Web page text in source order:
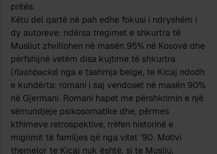
pritës.
Këtu del qartë në pah edhe fokusi i ndryshëm i
dy autoreve: ndërsa tregimet e shkurtra të
Musliut zhvillohen në masën 95% në Kosovë dhe
përfshijnë vetëm disa kujtime të shkurtra
(flashbacks) nga e tashmja belge, te Kicaj ndodh
e kundërta: romani i saj vendoset në masën 90%
në Gjermani. Romani hapet me përshkrimin e një
sëmundjeje psikosomatike dhe, përmes
kthimeve retrospektive, rrëfen historinë e
migrimit të familjes që nga vitet ’90. Motivi
themelor te Kicaj nuk është, si te Musliu,